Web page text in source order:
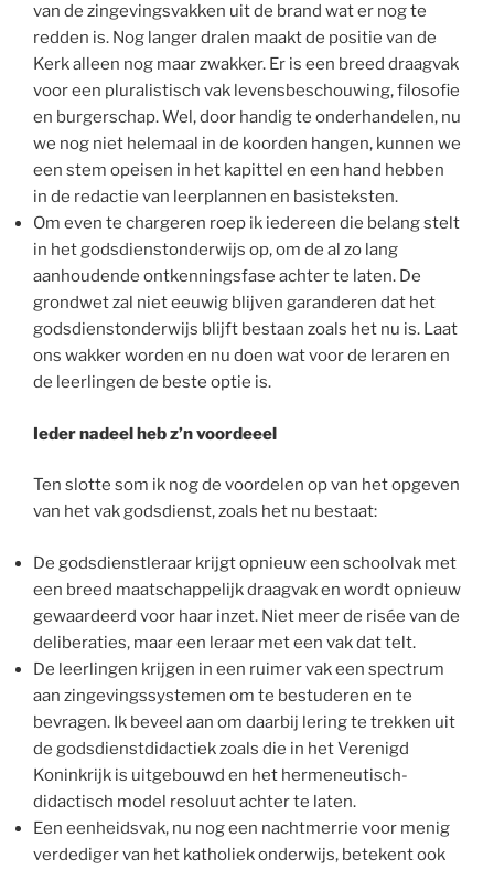
van de zingevingsvakken uit de brand wat er nog te
redden is. Nog langer dralen maakt de positie van de
Kerk alleen nog maar zwakker. Er is een breed draagvak
voor een pluralistisch vak levensbeschouwing, filosofie
en burgerschap. Wel, door handig te onderhandelen, nu
we nog niet helemaal in de koorden hangen, kunnen we
een stem opeisen in het kapittel en een hand hebben
in de redactie van leerplannen en basisteksten.
Om even te chargeren roep ik iedereen die belang stelt
in het godsdienstonderwijs op, om de al zo lang
aanhoudende ontkenningsfase achter te laten. De
grondwet zal niet eeuwig blijven garanderen dat het
godsdienstonderwijs blijft bestaan zoals het nu is. Laat
ons wakker worden en nu doen wat voor de leraren en
de leerlingen de beste optie is.
Ieder nadeel heb z’n voordeeel
Ten slotte som ik nog de voordelen op van het opgeven
van het vak godsdienst, zoals het nu bestaat:
De godsdienstleraar krijgt opnieuw een schoolvak met
een breed maatschappelijk draagvak en wordt opnieuw
gewaardeerd voor haar inzet. Niet meer de risée van de
deliberaties, maar een leraar met een vak dat telt.
De leerlingen krijgen in een ruimer vak een spectrum
aan zingevingssystemen om te bestuderen en te
bevragen. Ik beveel aan om daarbij lering te trekken uit
de godsdienstdidactiek zoals die in het Verenigd
Koninkrijk is uitgebouwd en het hermeneutisch-
didactisch model resoluut achter te laten.
Een eenheidsvak, nu nog een nachtmerrie voor menig
verdediger van het katholiek onderwijs, betekent ook